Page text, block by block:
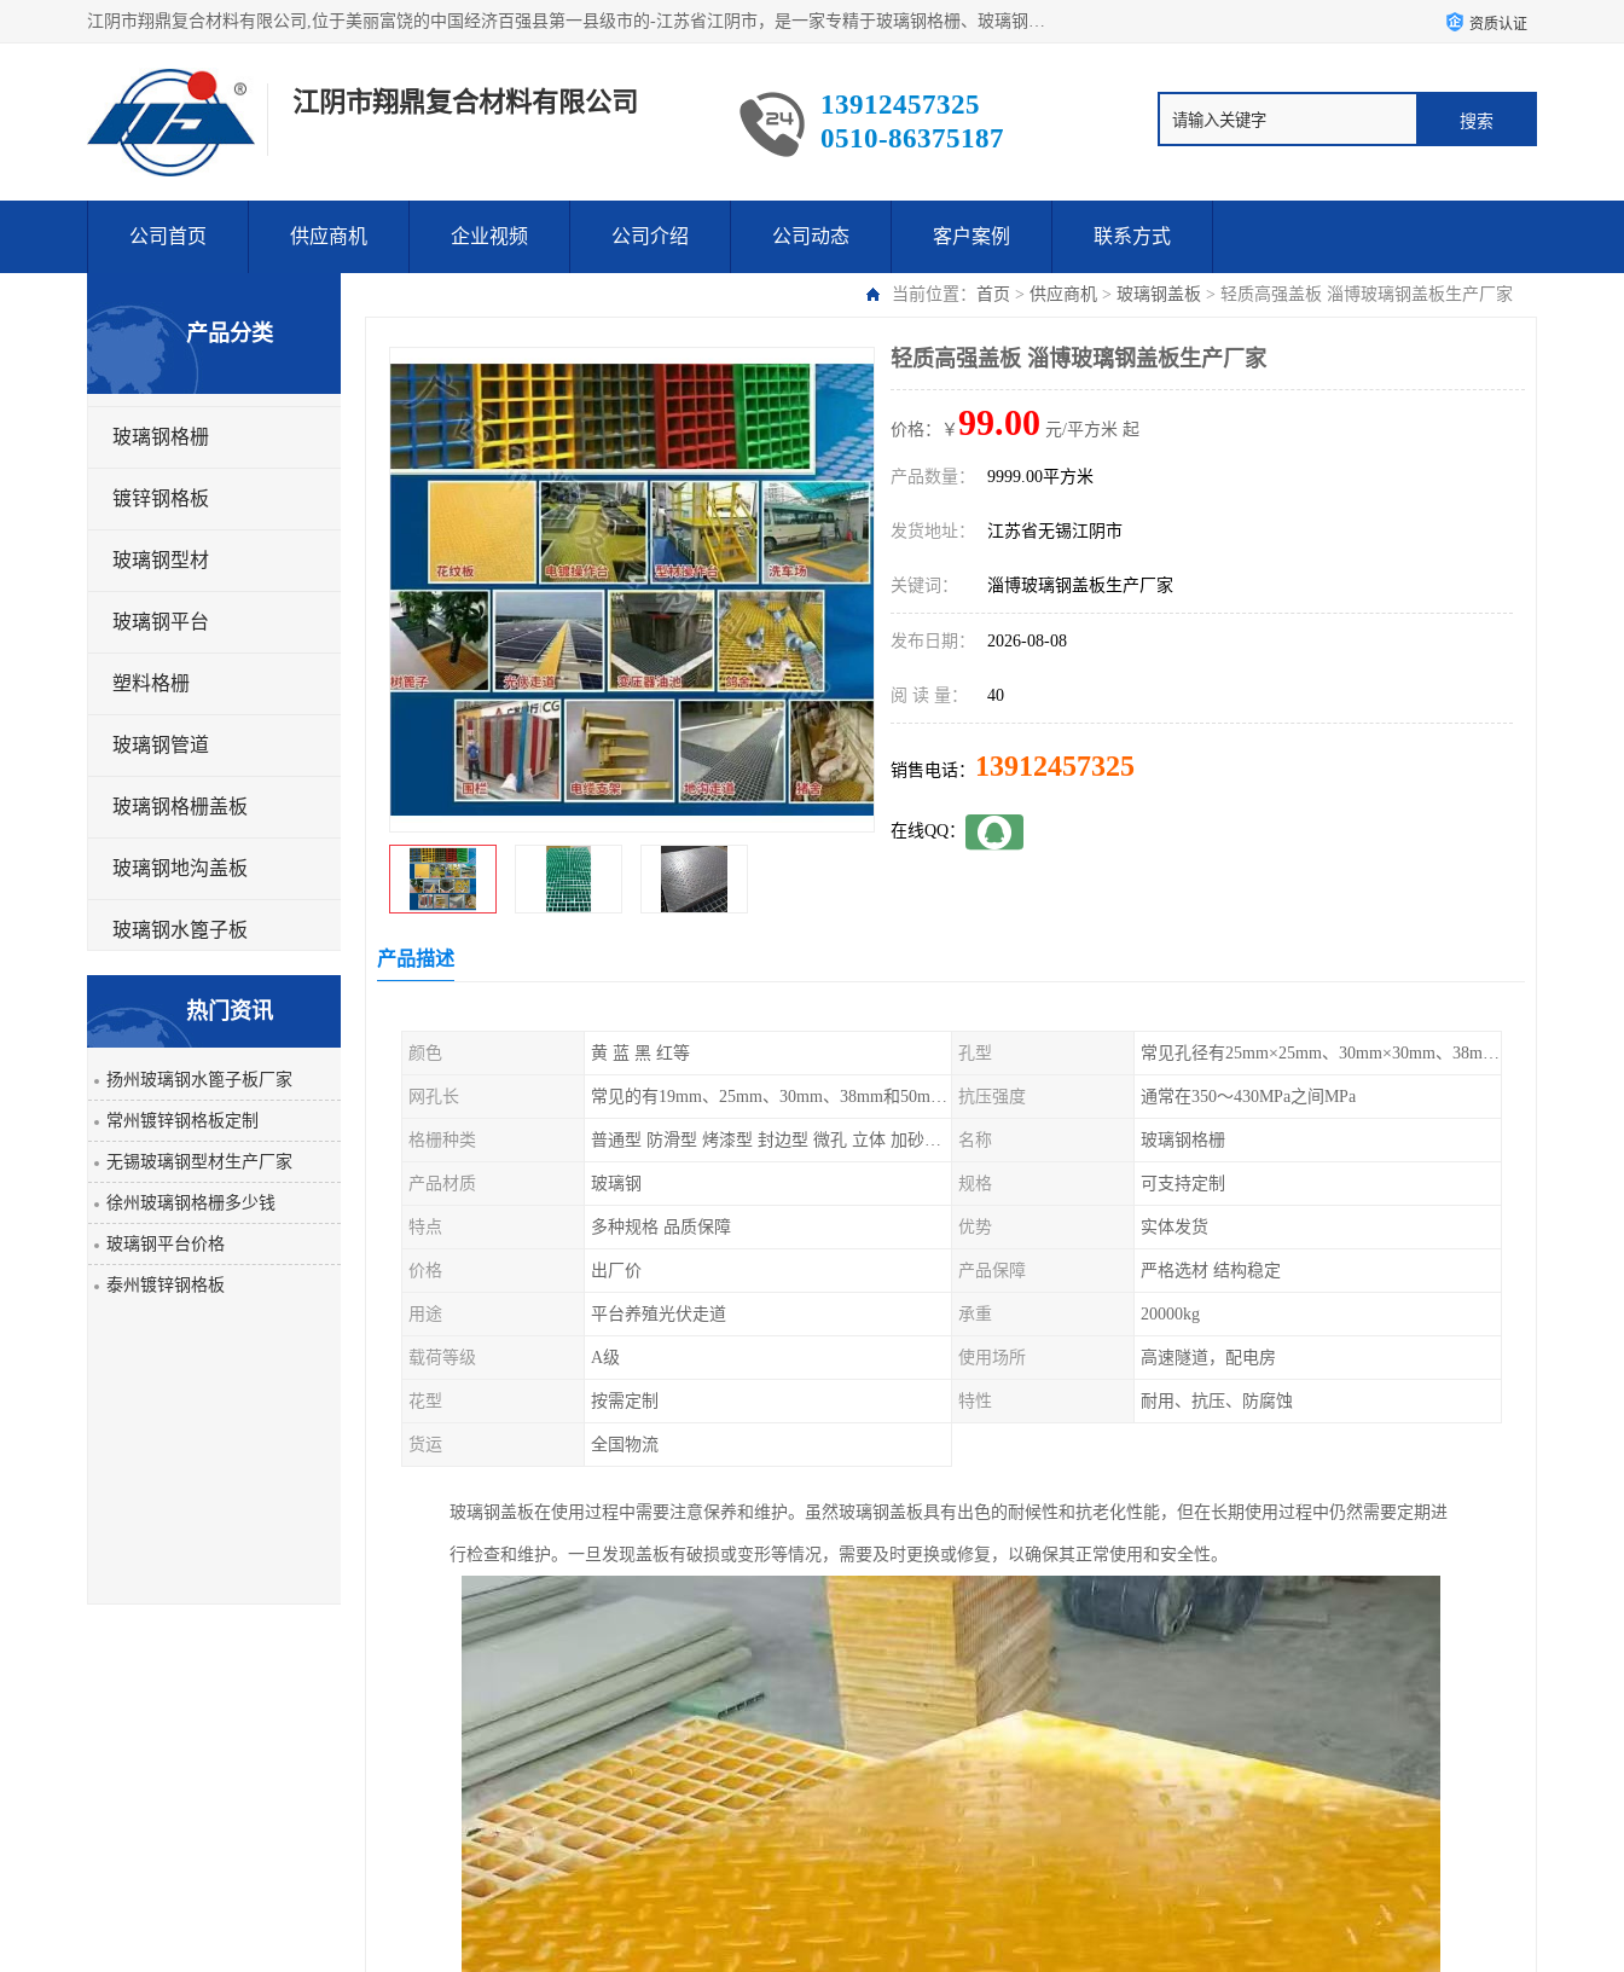
江阴市翔鼎复合材料有限公司,位于美丽富饶的中国经济百强县第一县级市的-江苏省江阴市，是一家专精于玻璃钢格栅、玻璃钢新材料,镀锌钢格板，机械设备生产制造及研发的科技型企业；公司产品已销往了世界多个国家和地区，公司人决心加倍努力愿与广大社会同仁精诚合作共创辉煌！ 资质认证
江阴市翔鼎复合材料有限公司
13912457325
0510-86375187
公司首页 供应商机 企业视频 公司介绍 公司动态 客户案例 联系方式
当前位置： 首页 > 供应商机 > 玻璃钢盖板 > 轻质高强盖板 淄博玻璃钢盖板生产厂家
产品分类
玻璃钢格栅
镀锌钢格板
玻璃钢型材
玻璃钢平台
塑料格栅
玻璃钢管道
玻璃钢格栅盖板
玻璃钢地沟盖板
玻璃钢水篦子板
玻璃钢平板
玻璃钢盖板
热门资讯
扬州玻璃钢水篦子板厂家
常州镀锌钢格板定制
无锡玻璃钢型材生产厂家
徐州玻璃钢格栅多少钱
玻璃钢平台价格
泰州镀锌钢格板
轻质高强盖板 淄博玻璃钢盖板生产厂家
价格：￥ 99.00 元/平方米 起
产品数量： 9999.00平方米
发货地址： 江苏省无锡江阴市
关键词： 淄博玻璃钢盖板生产厂家
发布日期： 2026-08-08
阅 读 量： 40
销售电话： 13912457325
在线QQ：
产品描述
颜色 黄 蓝 黑 红等 孔型 常见孔径有25mm×25mm、30mm×30mm、38mm×38mm等,
网孔长 常见的有19mm、25mm、30mm、38mm和50mm等 抗压强度 通常在350～430MPa之间MPa
格栅种类 普通型 防滑型 ‌烤漆型 封边型 ‌微孔 立体 加砂覆面型 平面型 名称 玻璃钢格栅
产品材质 玻璃钢 规格 可支持定制
特点 多种规格 品质保障 优势 实体发货
价格 出厂价 产品保障 严格选材 结构稳定
用途 平台养殖光伏走道 承重 20000kg
载荷等级 A级 使用场所 高速隧道，配电房
花型 按需定制 特性 耐用、抗压、防腐蚀
货运 全国物流
玻璃钢盖板在使用过程中需要注意保养和维护。虽然玻璃钢盖板具有出色的耐候性和抗老化性能，但在长期使用过程中仍然需要定期进
行检查和维护。一旦发现盖板有破损或变形等情况，需要及时更换或修复，以确保其正常使用和安全性。